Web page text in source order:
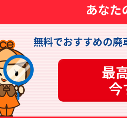
あなた
無料でおすすめの廃
最
今